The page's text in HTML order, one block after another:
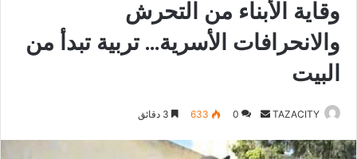
وقاية الأبناء من التحرش
والانحرافات الأسرية… تربية تبدأ من
البيت
TAZACITY
س
0
633